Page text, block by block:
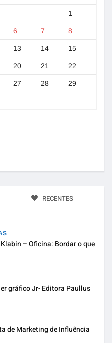
1
6 7 8
13 14 15
20 21 22
27 28 29
RECENTES
– Oficina: Bordar o que
gráfico Jr- Editora Paullus
de Marketing de Influência